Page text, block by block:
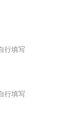
行填写
行填写